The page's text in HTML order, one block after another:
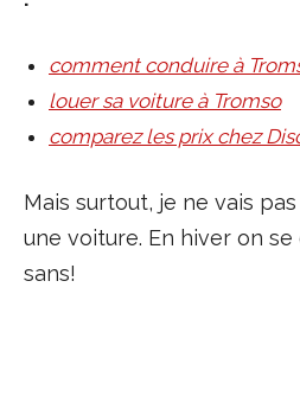
comment conduire à
louer sa voiture à Tromso
comparez les prix chez
Mais surtout, je ne vais
une voiture. En hiver on
sans!